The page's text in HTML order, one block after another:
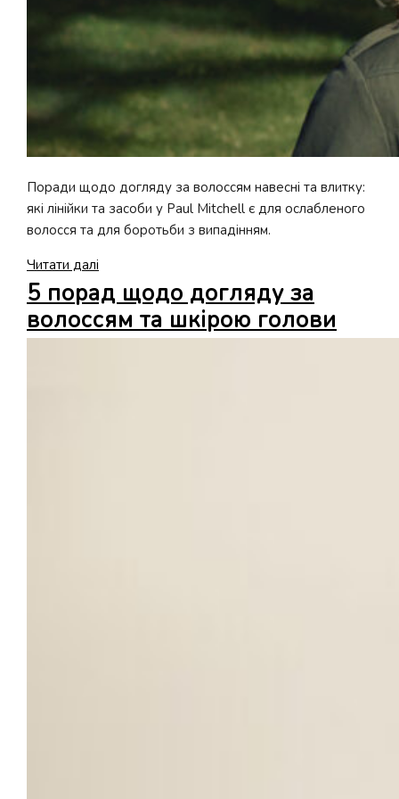
Поради щодо догляду за волоссям навесні та влитку:
які лінійки та засоби у Рaul Мitchell є для ослабленого
волосся та для боротьби з випадінням.
Читати далі
порада:
Догляд
для
5 порад щодо догляду за
волоссям та шкірою голови